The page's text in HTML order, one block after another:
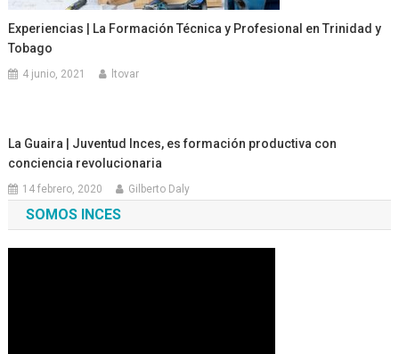
Experiencias | La Formación Técnica y Profesional en Trinidad y
Tobago
4 junio, 2021 ltovar
La Guaira | Juventud Inces, es formación productiva con
conciencia revolucionaria
14 febrero, 2020 Gilberto Daly
SOMOS INCES